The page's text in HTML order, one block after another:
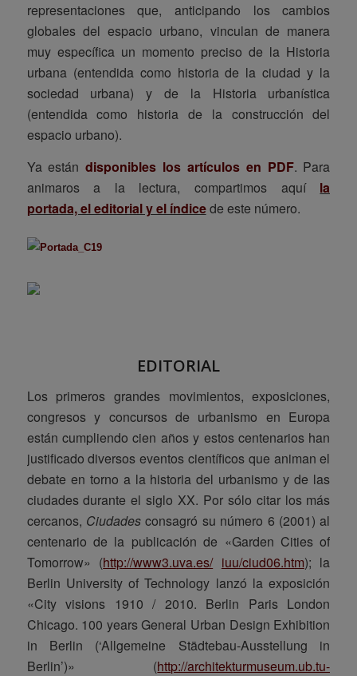
representaciones que, anticipando los cambios
globales del espacio urbano, vinculan de manera
muy específica un momento preciso de la Historia
urbana (entendida como historia de la ciudad y la
sociedad urbana) y de la Historia urbanística
(entendida como historia de la construcción del
espacio urbano).
Ya estándisponibles los artículos en PDF. Para
animaros a la lectura, compartimos aquí la
portada, el editorial y el índicede este número.
EDITORIAL
Los primeros grandes movimientos, exposiciones,
congresos y concursos de urbanismo en Europa
están cumpliendo cien años y estos centenarios han
justificado diversos eventos científicos que animan el
debate en torno a la historia del urbanismo y de las
ciudades durante el siglo XX. Por sólo citar los más
cercanos, Ciudades consagró su número 6 (2001) al
centenario de la publicación de «Garden Cities of
Tomorrow» (http://www3.uva.es/ iuu/ciud06.htm); la
Berlin University of Technology lanzó la exposición
«City visions 1910 / 2010. Berlin Paris London
Chicago. 100 years General Urban Design Exhibition
in Berlin (‘Allgemeine Städtebau-Ausstellung in
Berlin’)» (http://architekturmuseum.ub.tu-